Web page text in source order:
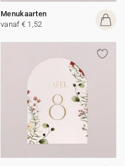
Menukaarten
vanaf € 1,52